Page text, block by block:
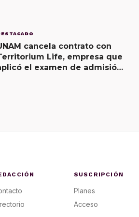
cancela contrato con
Life, empresa que
el examen de admisión
SUSCRIPCIÓN
Planes
Acceso